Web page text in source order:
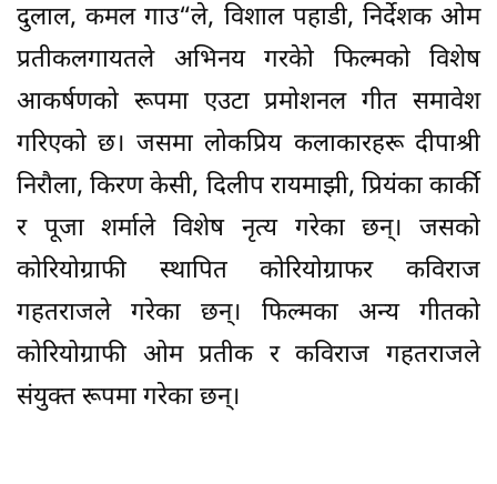
दुलाल, कमल गाउ“ले, विशाल पहाडी, निर्देशक ओम
प्रतीकलगायतले अभिनय गरकेो फिल्मको विशेष
आकर्षणको रूपमा एउटा प्रमोशनल गीत समावेश
गरिएको छ। जसमा लोकप्रिय कलाकारहरू दीपाश्री
निरौला, किरण केसी, दिलीप रायमाझी, प्रियंका कार्की
र पूजा शर्माले विशेष नृत्य गरेका छन्। जसको
कोरियोग्राफी स्थापित कोरियोग्राफर कविराज
गहतराजले गरेका छन्। फिल्मका अन्य गीतको
कोरियोग्राफी ओम प्रतीक र कविराज गहतराजले
संयुक्त रूपमा गरेका छन्।